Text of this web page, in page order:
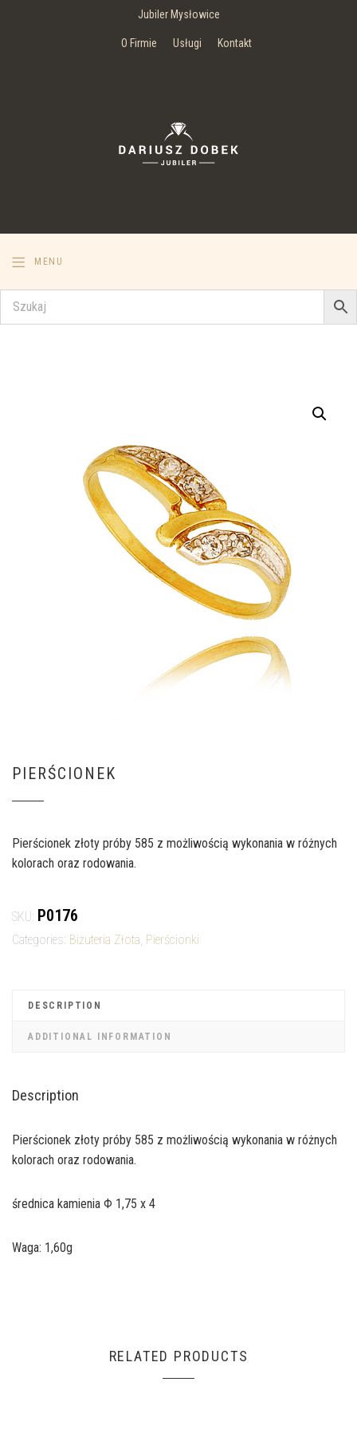
Jubiler Mysłowice
O Firmie Usługi Kontakt
MENU
PIERŚCIONEK
Pierścionek złoty próby 585 z możliwością wykonania w różnych
kolorach oraz rodowania.
SKU: P0176
Categories: Biżuteria Złota Pierścionki
DESCRIPTION
ADDITIONAL INFORMATION
Description
Pierścionek złoty próby 585 z możliwością wykonania w różnych
kolorach oraz rodowania.
średnica kamienia Φ 1,75 x 4
Waga: 1,60g
RELATED PRODUCTS